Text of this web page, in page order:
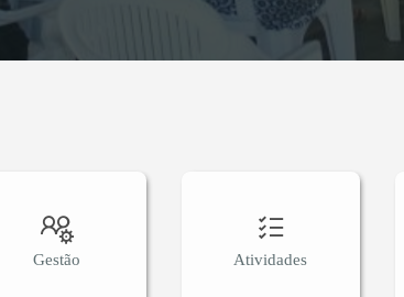
Gestão Atividades